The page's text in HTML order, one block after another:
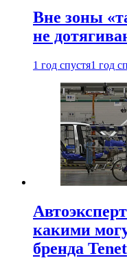
Вне зоны
не
1 год спустя1 год
какими
бренда Tenet